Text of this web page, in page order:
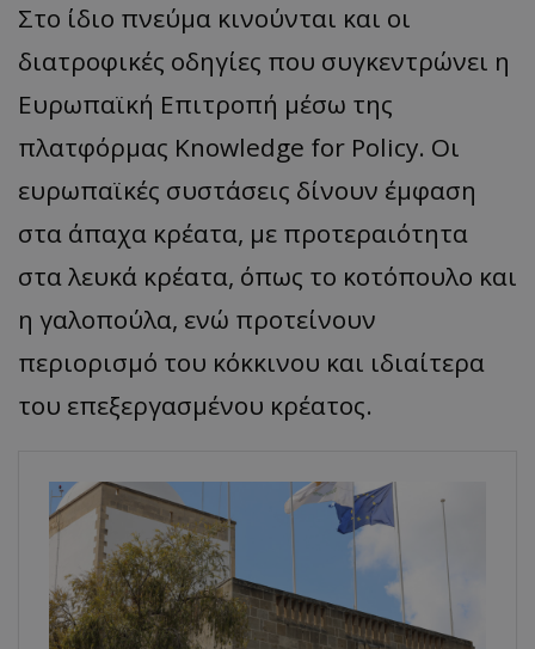
Στο ίδιο πνεύμα κινούνται και οι
διατροφικές οδηγίες που συγκεντρώνει η
Ευρωπαϊκή Επιτροπή μέσω της
πλατφόρμας Knowledge for Policy. Οι
ευρωπαϊκές συστάσεις δίνουν έμφαση
στα άπαχα κρέατα, με προτεραιότητα
στα λευκά κρέατα, όπως το κοτόπουλο και
η γαλοπούλα, ενώ προτείνουν
περιορισμό του κόκκινου και ιδιαίτερα
του επεξεργασμένου κρέατος.